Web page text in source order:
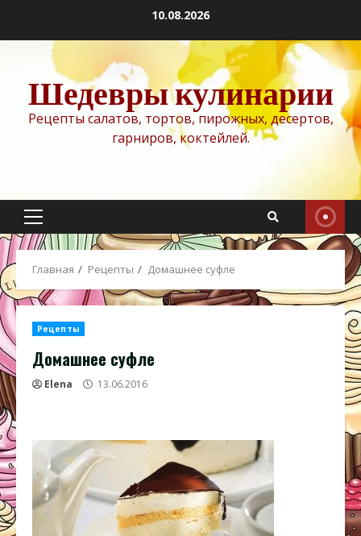
содержимому
10.08.2026
Шедевры кулинарии
Рецепты салатов, тортов, пирожных, десертов,
гарниров, коктейлей.
Основное
меню
Главная Рецепты Домашнее суфле
Рецепты
Домашнее суфле
Elena 13.06.2016